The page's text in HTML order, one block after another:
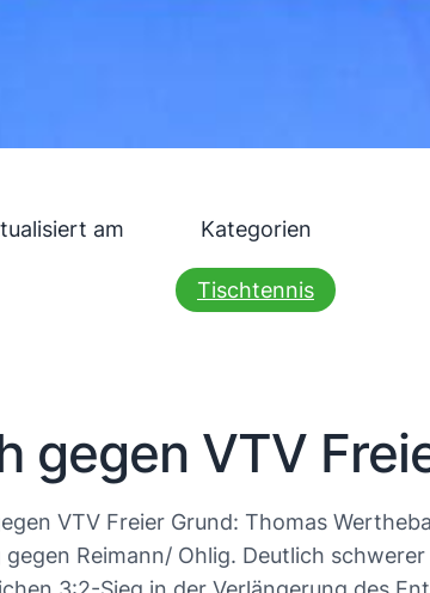
am Kategorien
Tischtennis
gegen VTV
VTV Freier Grund: Thomas
Reimann/ Ohlig. Deutlich